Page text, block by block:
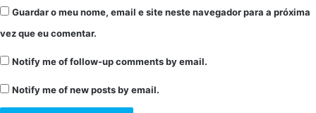
Guardar o meu nome, email e site neste navegador para a próxima
vez que eu comentar.
Notify me of follow-up comments by email.
Notify me of new posts by email.